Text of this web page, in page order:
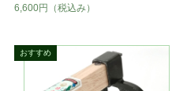
6,600円 （税込み）